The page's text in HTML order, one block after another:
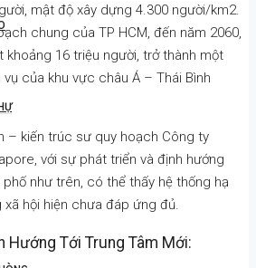
mật độ xây dựng 4.300 người/km2.
chung của TP HCM, đến năm 2060,
khoảng 16 triệu người, trở thành một
của khu vực châu Á – Thái Bình
– kiến trúc sư quy hoạch Công ty
với sự phát triển và định hướng
như trên, có thể thấy hệ thống hạ
hội hiện chưa đáp ứng đủ.
Hướng Tới Trung Tâm Mới: